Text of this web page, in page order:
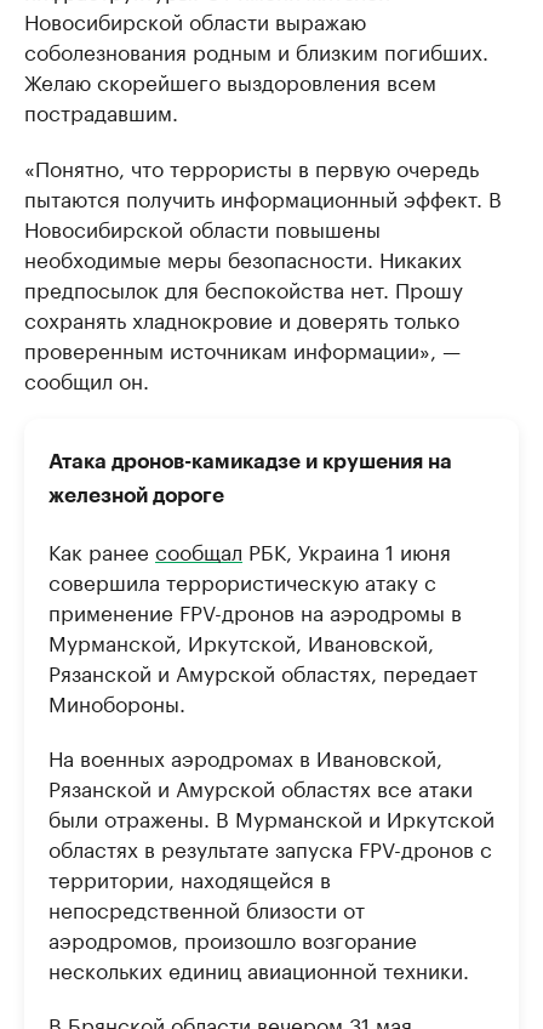
Новосибирской области выражаю
соболезнования родным и близким погибших.
Желаю скорейшего выздоровления всем
пострадавшим.
«Понятно, что террористы в первую очередь
пытаются получить информационный эффект. В
Новосибирской области повышены
необходимые меры безопасности. Никаких
предпосылок для беспокойства нет. Прошу
сохранять хладнокровие и доверять только
проверенным источникам информации», —
сообщил он.
Атака дронов-камикадзе и крушения на
железной дороге
Как ранее сообщал РБК, Украина 1 июня
совершила террористическую атаку с
применение FPV-дронов на аэродромы в
Мурманской, Иркутской, Ивановской,
Рязанской и Амурской областях, передает
Минобороны.
На военных аэродромах в Ивановской,
Рязанской и Амурской областях все атаки
были отражены. В Мурманской и Иркутской
областях в результате запуска FPV-дронов с
территории, находящейся в
непосредственной близости от
аэродромов, произошло возгорание
нескольких единиц авиационной техники.